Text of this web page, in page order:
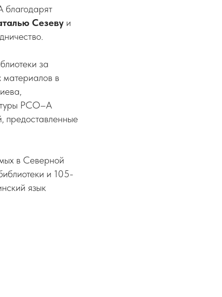
благодарят
Сезеву и
за
материалов в
РСО–А
предоставленные
в Северной
и 105-
язык